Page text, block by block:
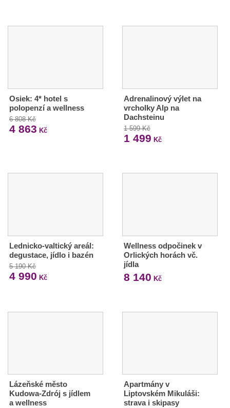
Osiek: 4* hotel s
polopenzí a wellness
6 808 Kč
4 863 Kč
Adrenalinový výlet na
vrcholky Alp na
Dachsteinu
1 599 Kč
1 499 Kč
Lednicko-valtický areál:
degustace, jídlo i bazén
5 190 Kč
4 990 Kč
Wellness odpočinek v
Orlických horách vč.
jídla
8 140 Kč
Lázeňské město
Kudowa-Zdrój s jídlem
a wellness
Apartmány v
Liptovském Mikuláši:
strava i skipasy